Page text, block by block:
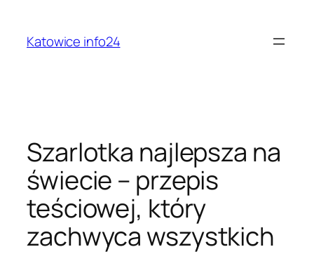
treściKatowice info24
Szarlotka najlepsza na
świecie – przepis
teściowej, który
zachwyca wszystkich